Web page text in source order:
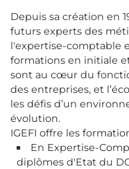
Depuis sa création en
futurs experts des
l'expertise-comptable
formations en initiale
sont au cœur du
des entreprises, et
les défis d’un
évolution.
IGEFI offre les
En Expertise-
diplômes d'Etat du